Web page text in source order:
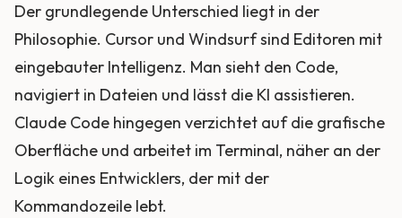
Der grundlegende Unterschied liegt in der
Philosophie. Cursor und Windsurf sind Editoren mit
eingebauter Intelligenz. Man sieht den Code,
navigiert in Dateien und lässt die KI assistieren.
Claude Code hingegen verzichtet auf die grafische
Oberfläche und arbeitet im Terminal, näher an der
Logik eines Entwicklers, der mit der
Kommandozeile lebt.